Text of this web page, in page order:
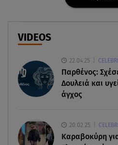
Μαρία Κάλλας: Όταν η
Τι είναι το «πολωμένο
τροφοδότησε τις φωτιές
κράτησε τον νεκρό πατέρα
VIDEOS
22.04.25
Παρθένος:
Δουλειά και
άγχος
20.02.25
Καραβοκύρη